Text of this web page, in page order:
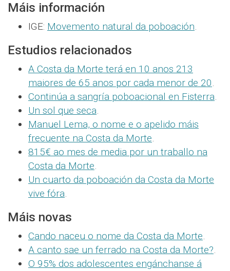
Máis información
IGE: Movemento natural da poboación.
Estudios relacionados
A Costa da Morte terá en 10 anos 213
maiores de 65 anos por cada menor de 20.
Continúa a sangría poboacional en Fisterra.
Un sol que seca.
Manuel Lema, o nome e o apelido máis
frecuente na Costa da Morte.
815€ ao mes de media por un traballo na
Costa da Morte.
Un cuarto da poboación da Costa da Morte
vive fóra.
Máis novas
Cando naceu o nome da Costa da Morte.
A canto sae un ferrado na Costa da Morte?.
O 95% dos adolescentes engánchanse á